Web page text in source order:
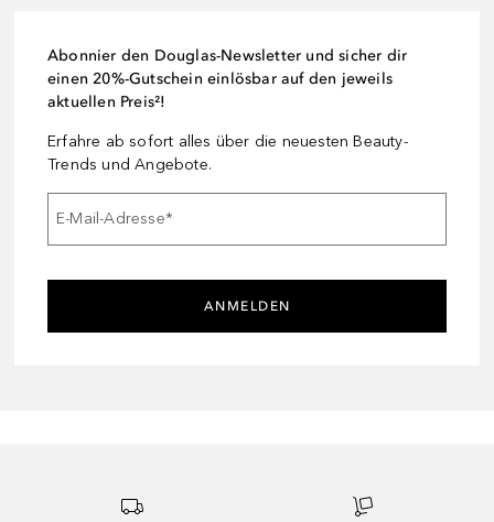
Abonnier den Douglas-Newsletter und sicher dir
einen 20%-Gutschein einlösbar auf den jeweils
aktuellen Preis²!
Erfahre ab sofort alles über die neuesten Beauty-
Trends und Angebote.
E-Mail-Adresse*
ANMELDEN